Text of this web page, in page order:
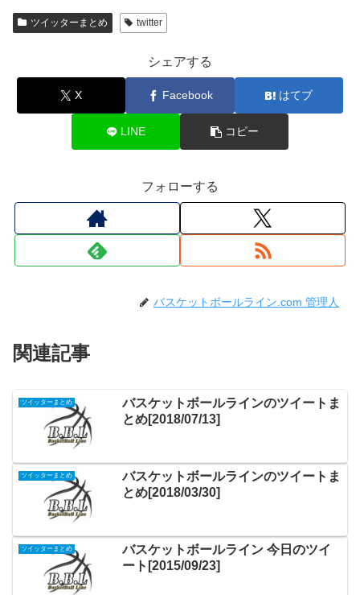
ツイッターまとめ twitter
シェアする
X Facebook はてブ
LINE コピー
フォローする
バスケットボールライン.com 管理人
関連記事
ツイッターまとめ
バスケットボールラインのツイートま
とめ[2018/07/13]
ツイッターまとめ
バスケットボールラインのツイートま
とめ[2018/03/30]
ツイッターまとめ
バスケットボールライン 今日のツイ
ート[2015/09/23]